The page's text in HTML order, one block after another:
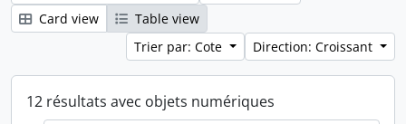
Card view
Table view
Trier par: Cote
Direction: Croissant
12 résultats avec objets numériques